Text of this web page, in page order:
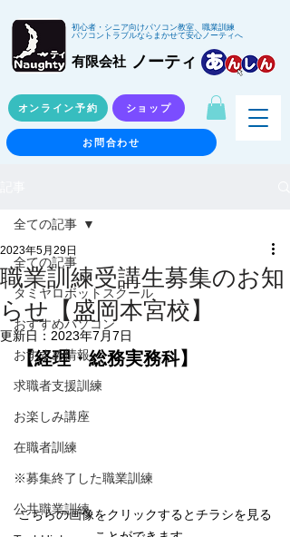
初心者・シニア向けパソコン教室、職業訓練
パソコントラブルならまかせて安心ノーティへ
有限会社 ノーティ
オンライン予約 ショップ
お問合わせ
全ての記事
タミヤロボットスクール
おすすめパソコン
おすすめ情報
求職者支援訓練
お楽しみ講座
在職者訓練
※募集終了した職業訓練
公共職業訓練
全ての記事
職業訓練受講生募集のお知
らせ【盛岡本宮校】
2023年5月29日
更新日： 2023年7月7日
【経理・総務実務科】
こちらの画像をクリックするとチラシを見る